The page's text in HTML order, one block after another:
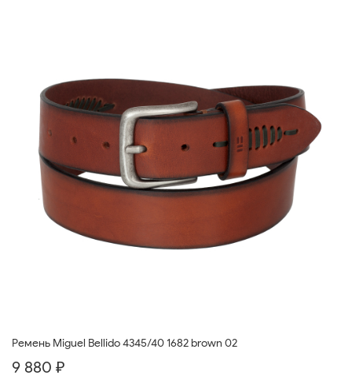
Ремень Miguel Bellido 4345/40 1682 brown 02
9 880 ₽